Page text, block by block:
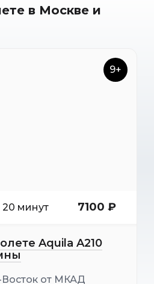
в Москве и
9+
20 минут 7100 ₽
Aquila A210
от МКАД